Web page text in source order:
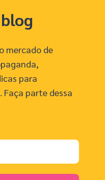
mercado de
para
Faça parte dessa